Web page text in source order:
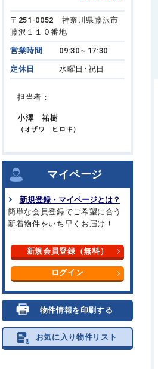
〒251-0052 神奈川県藤沢市
藤沢１１０番地
営業時間 09:30～17:30
定休日 水曜日･祝日
担当者：
小澤 祐樹
（オザワ ヒロキ）
マイページ
新規登録・マイページとは？
簡単な会員登録でご希望に合う
新着物件をいち早くお届け！
新規会員登録（無料）
ログイン
物件情報を印刷する
お気に入り物件リスト